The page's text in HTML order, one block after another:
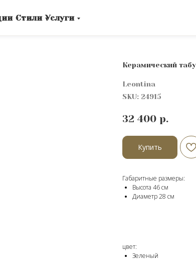
Стили Услуги
Керамический
Leontina
SKU: 24915
32 400 р.
Купить
Габаритные размеры:
Высота 46 см
Диаметр 28 см
цвет:
Зеленый